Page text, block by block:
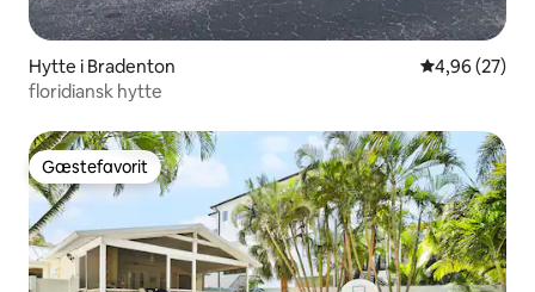
Hytte i Bradenton 4,96 ud af 5 i
4,96 (27)
floridiansk hytte
Gæstefavorit
Gæstefavorit